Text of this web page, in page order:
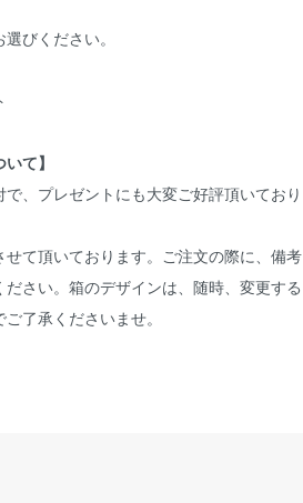
びください。
て】
、プレゼントにも大変ご好評頂いており
せて頂いております。ご注文の際に、備考
さい。箱のデザインは、随時、変更する
了承くださいませ。